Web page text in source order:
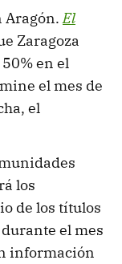
Aragón.El
Zaragoza
en el
el mes de
el
los
de los títulos
el mes
información